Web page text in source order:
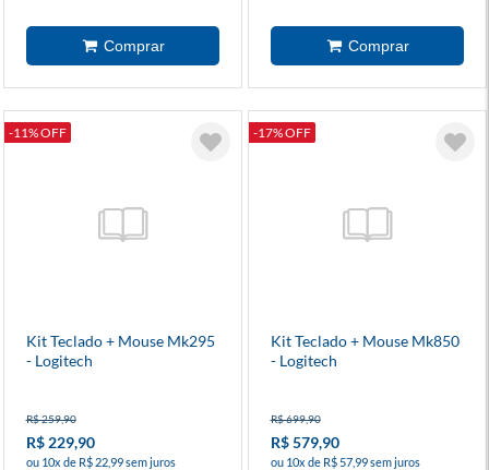
-11% OFF
Kit Teclado + Mouse Mk295
- Logitech
R$ 259,90
R$ 229,90
ou 10x de R$ 22,99 sem juros
-17% OFF
Kit Teclado + Mouse Mk850
- Logitech
R$ 699,90
R$ 579,90
ou 10x de R$ 57,99 sem juros